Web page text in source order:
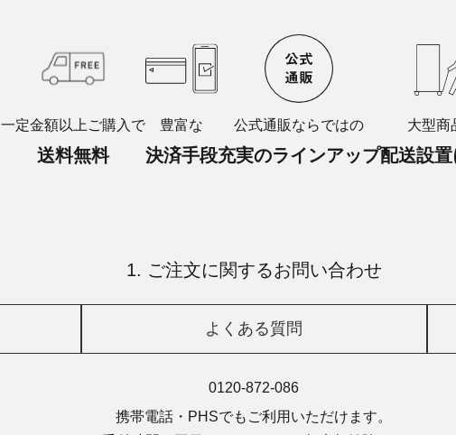
一定金額以上ご購入で
送料無料
豊富な
決済手段
公式通販ならではの
充実のラインアップ
大型商
配送設
1. ご注文に関するお問い合わせ
よくある質問
0120-872-086
携帯電話・PHSでもご利用いただけます。